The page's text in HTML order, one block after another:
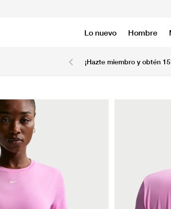
Lo nuevo Hombre
¡Hazte miembro y obtén